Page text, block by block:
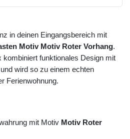
in deinen Eingangsbereich mit
Motiv Motiv Roter Vorhang.
kombiniert funktionales Design mit
wird so zu einem echten
Ferienwohnung.
mit Motiv Motiv Roter